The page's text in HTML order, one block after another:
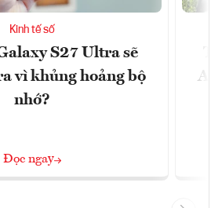
Kinh tế số
S27 Ultra sẽ
vì khủng hoảng bộ
nhớ?
Đọc ngay